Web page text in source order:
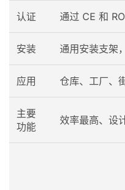
认证 通过 CE 和
安装 通用安装支架
应用 仓库、工厂、
主要
功能
效率最高、设